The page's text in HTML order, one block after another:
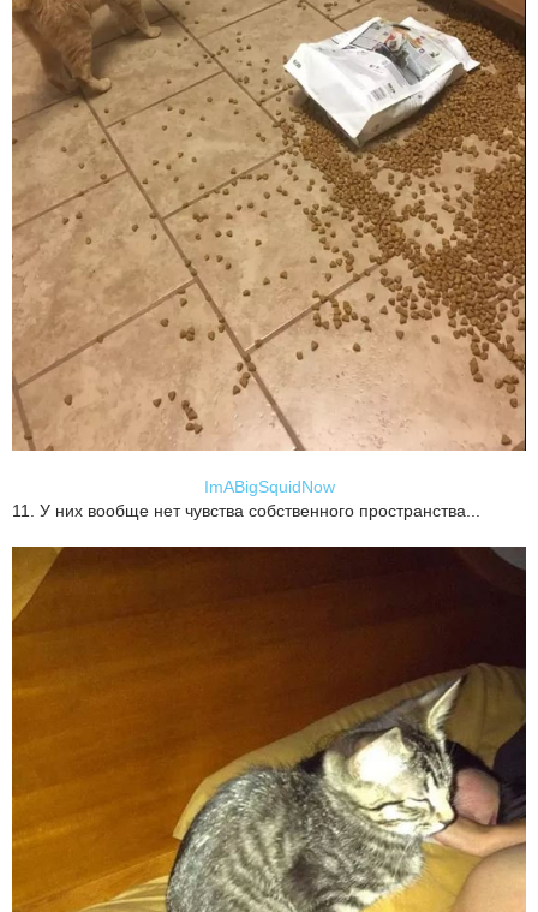
ImABigSquidNow
11. У них вообще нет чувства собственного пространства...